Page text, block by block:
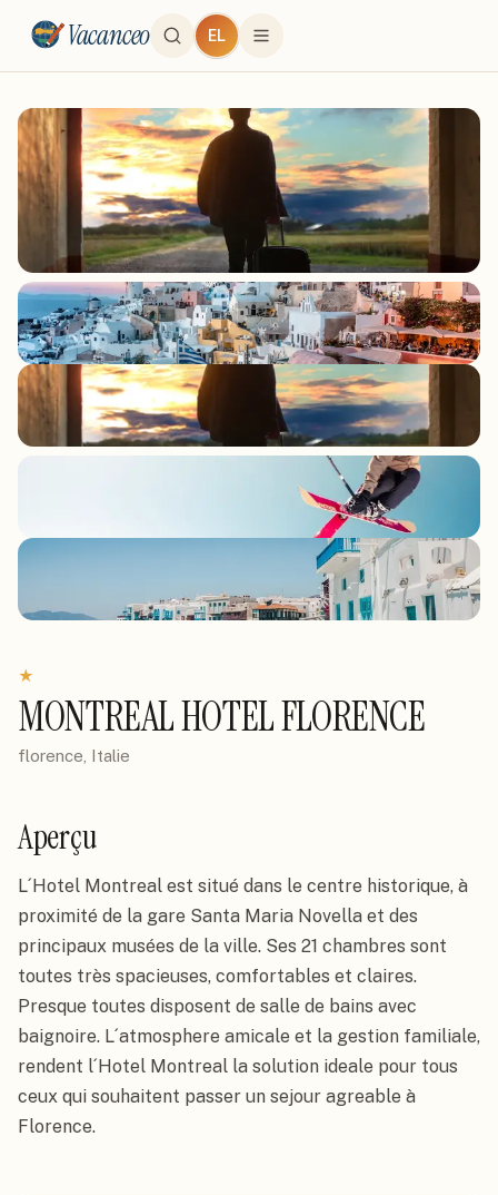
Vacanceo EL
★
MONTREAL HOTEL FLORENCE
florence, Italie
Aperçu
L´Hotel Montreal est situé dans le centre historique, à
proximité de la gare Santa Maria Novella et des
principaux musées de la ville. Ses 21 chambres sont
toutes très spacieuses, comfortables et claires.
Presque toutes disposent de salle de bains avec
baignoire. L´atmosphere amicale et la gestion familiale,
rendent l´Hotel Montreal la solution ideale pour tous
ceux qui souhaitent passer un sejour agreable à
Florence.